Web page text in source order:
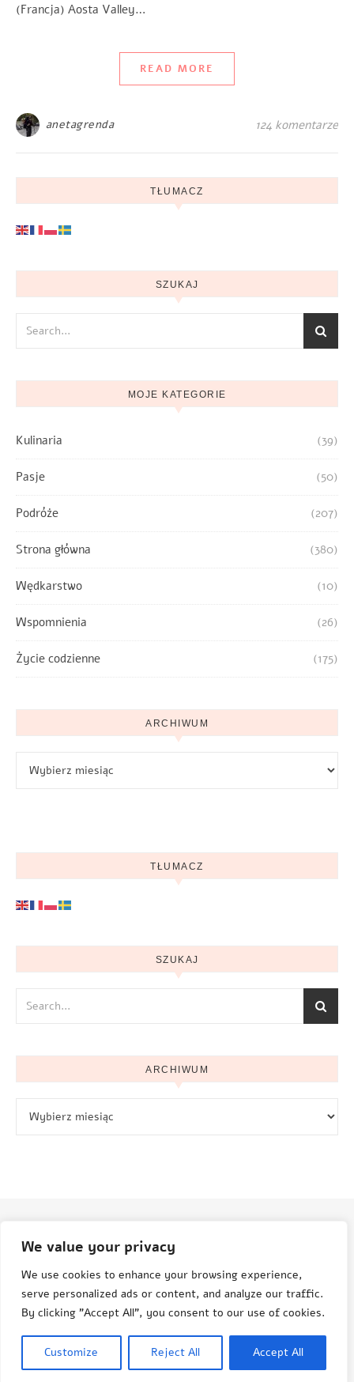
We value your privacy
We use cookies to enhance your browsing experience,
serve personalized ads or content, and analyze our traffic.
By clicking "Accept All", you consent to our use of cookies.
Customize Reject All Accept All
(Francja) Aosta Valley…
READ MORE
anetagrenda 124 komentarze
TŁUMACZ
SZUKAJ
MOJE KATEGORIE
Kulinaria (39)
Pasje (50)
Podróże (207)
Strona główna (380)
Wędkarstwo (10)
Wspomnienia (26)
Życie codzienne (175)
ARCHIWUM
TŁUMACZ
SZUKAJ
ARCHIWUM
© Aneta Grenda Życie i podróże
© Aneta Grenda, Życie i Podróże, 2015-2025
Savona Theme byOptima Themes